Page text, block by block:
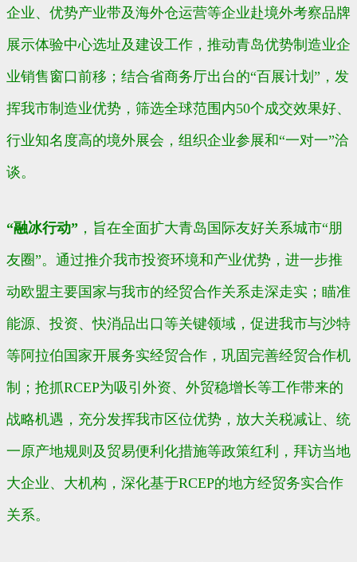
企业、优势产业带及海外仓运营等企业赴境外考察品牌
展示体验中心选址及建设工作，推动青岛优势制造业企
业销售窗口前移；结合省商务厅出台的“百展计划”，发
挥我市制造业优势，筛选全球范围内50个成交效果好、
行业知名度高的境外展会，组织企业参展和“一对一”洽
谈。
“融冰行动” ，旨在全面扩大青岛国际友好关系城市“朋
友圈”。通过推介我市投资环境和产业优势，进一步推
动欧盟主要国家与我市的经贸合作关系走深走实；瞄准
能源、投资、快消品出口等关键领域，促进我市与沙特
等阿拉伯国家开展务实经贸合作，巩固完善经贸合作机
制；抢抓RCEP为吸引外资、外贸稳增长等工作带来的
战略机遇，充分发挥我市区位优势，放大关税减让、统
一原产地规则及贸易便利化措施等政策红利，拜访当地
大企业、大机构，深化基于RCEP的地方经贸务实合作
关系。